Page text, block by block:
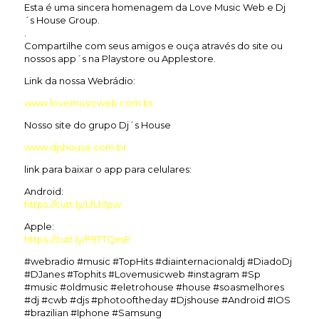
Esta é uma sincera homenagem da Love Music Web e Dj
´s House Group.
Compartilhe com seus amigos e ouça através do site ou
nossos app´s na Playstore ou Applestore.
Link da nossa Webrádio:
www.lovemusicweb.com.br
Nosso site do grupo Dj´s House
www.djshouse.com.br
link para baixar o app para celulares:
Android:
https://cutt.ly/LfLh1pw
Apple:
https://cutt.ly/F9TTQmE
#webradio #music #TopHits #diainternacionaldj #DiadoDj
#DJanes #Tophits #Lovemusicweb #instagram #Sp
#music #oldmusic #eletrohouse #house #soasmelhores
#dj #cwb #djs #photooftheday #Djshouse #Android #IOS
#brazilian #Iphone #Samsung